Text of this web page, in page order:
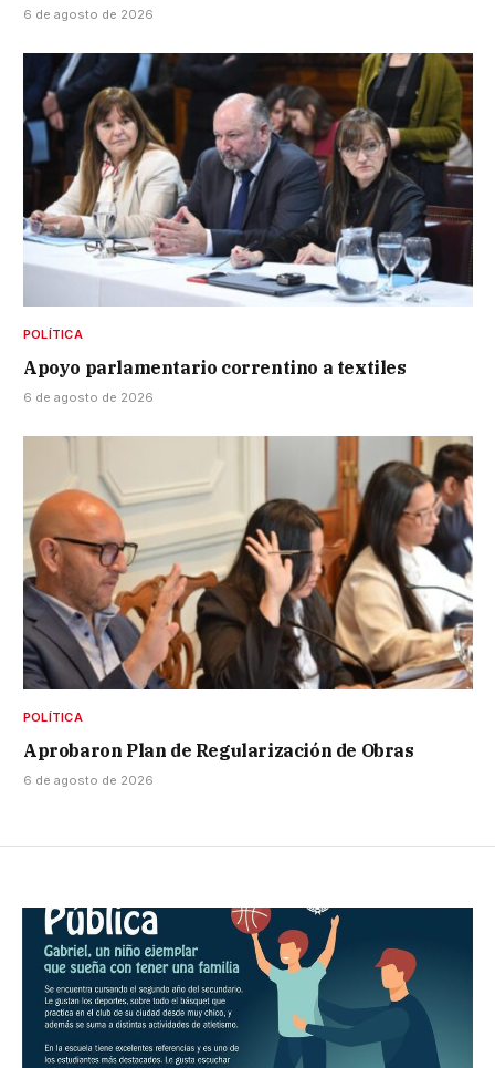
6 de agosto de 2026
POLÍTICA
Apoyo parlamentario correntino a textiles
6 de agosto de 2026
POLÍTICA
Aprobaron Plan de Regularización de Obras
6 de agosto de 2026